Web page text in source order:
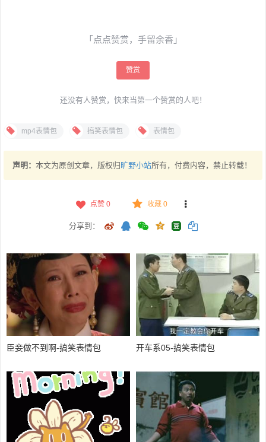
「点点赞赏，手留余香」
赞赏
还没有人赞赏，快来当第一个赞赏的人吧！
mp4表情包 搞笑表情包 表情包
声明： 本文为原创文章，版权归 旷野小站所有，付费内容，禁止转载！
点赞 0 收藏 0
分享到：
臣妾做不到啊-搞笑表情包 开车系05-搞笑表情包